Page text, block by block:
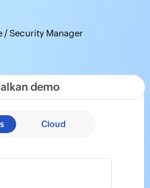
/ Security Manager
demo
Cloud